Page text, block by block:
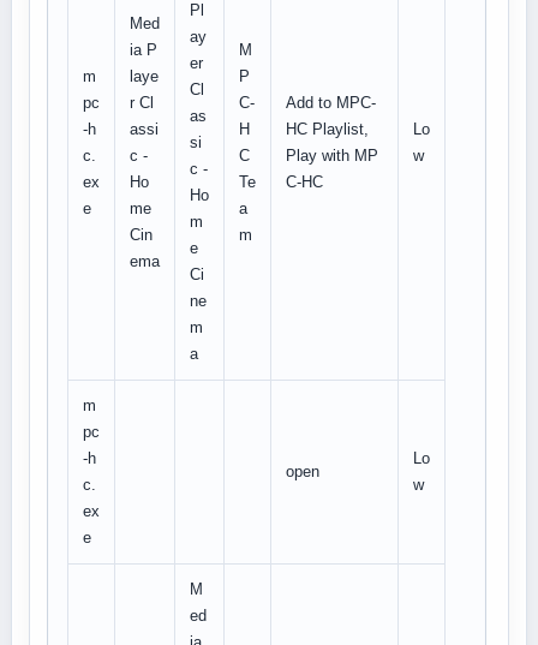
m
pc
-h
c.
ex
e
Med
ia P
laye
r Cl
assi
c -
Ho
me
Cin
ema
Pl
ay
er
Cl
as
si
c -
Ho
m
e
Ci
ne
m
a
M
P
C-
H
C
Te
a
m
Add to MPC-
HC Playlist,
Play with MP
C-HC
Lo
w
m
pc
-h
c.
ex
e
open
Lo
w
M
ed